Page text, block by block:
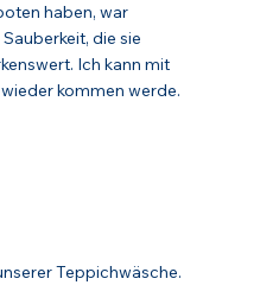
haben, war
die sie
Ich kann mit
kommen werde.
Teppichwäsche.